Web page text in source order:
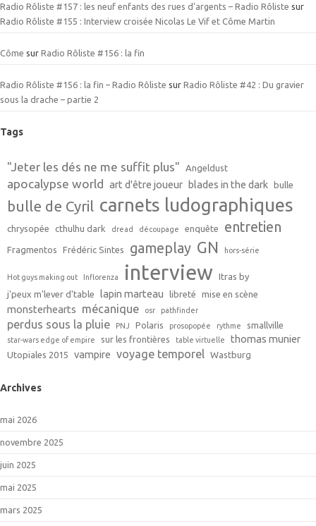
Radio Rôliste #157 : les neuf enfants des rues d’argents – Radio Rôliste sur
Radio Rôliste #155 : Interview croisée Nicolas Le Vif et Côme Martin
Côme sur Radio Rôliste #156 : la fin
Radio Rôliste #156 : la fin – Radio Rôliste sur Radio Rôliste #42 : Du gravier
sous la drache – partie 2
Tags
"Jeter les dés ne me suffit plus" Angeldust
apocalypse world art d'être joueur blades in the dark bulle
bulle de Cyril carnets ludographiques
chrysopée cthulhu dark dread découpage enquête entretien
Fragmentos Frédéric Sintes gameplay GN hors-série
Hot guys making out Inflorenza interview
Itras by
j'peux m'lever d'table
lapin marteau libreté mise en scène
monsterhearts mécanique osr pathfinder
perdus sous la pluie PNJ Polaris prosopopée rythme smallville
star-wars edge of empire sur les frontières table virtuelle thomas munier
Utopiales 2015 vampire voyage temporel Wastburg
Archives
mai 2026
novembre 2025
juin 2025
mai 2025
mars 2025